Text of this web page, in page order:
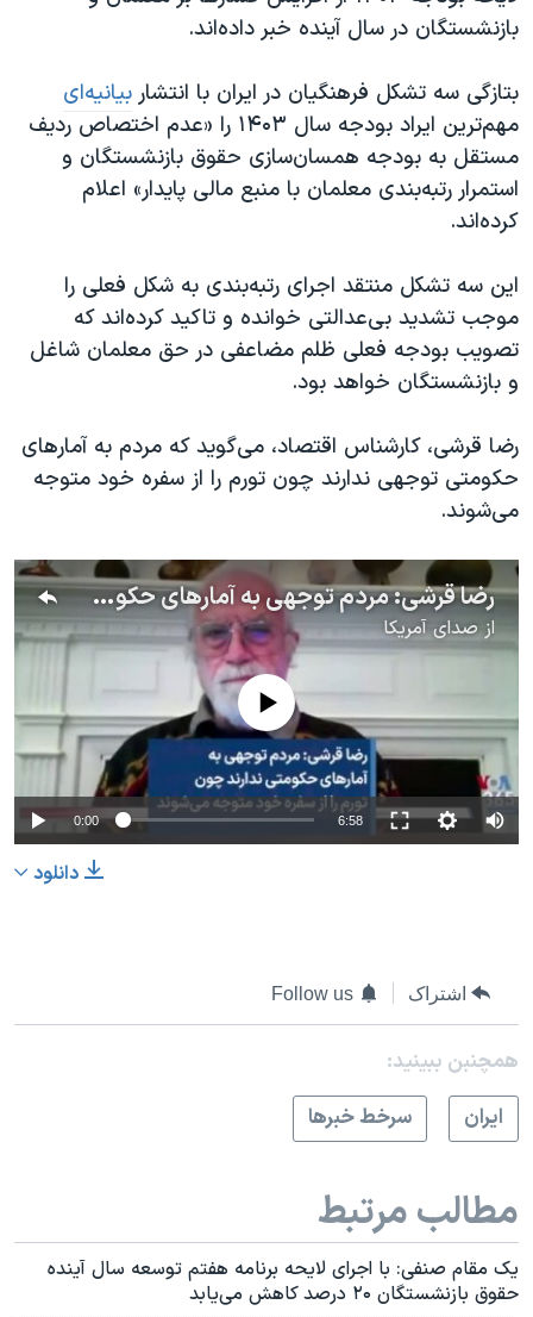
بازنشستگان در سال آینده خبر داده‌اند.
بتازگی سه تشکل فرهنگیان در ایران با انتشار بیانیه‌ای
مهم‌ترین ایراد بودجه سال ۱۴۰۳ را «عدم اختصاص ردیف
مستقل به بودجه همسان‌سازی حقوق بازنشستگان و
استمرار رتبه‌بندی معلمان با منبع مالی پایدار» اعلام
کرده‌اند.
این سه تشکل منتقد اجرای رتبه‌بندی به شکل فعلی را
موجب تشدید بی‌عدالتی خوانده و تاکید کرده‌اند که
تصویب بودجه فعلی ظلم مضاعفی در حق معلمان شاغل
و بازنشستگان خواهد بود.
رضا قرشی، کارشناس اقتصاد، می‌گوید که مردم به آمارهای
حکومتی توجهی ندارند چون تورم را از سفره‌ خود متوجه
می‌شوند.
رضا قرشی: مردم توجهی به آمارهای حکومتی ندارند چون تورم را از سفره خود متوجه می‌شوند
ازصدای آمریکا
No media source currently available
0:00 6:58
دانلود
اشتراک Follow us
همچنبن ببینید:
ايران
سرخط خبرها
مطالب مرتبط
یک مقام صنفی: با اجرای لایحه برنامه هفتم توسعه سال آینده
حقوق بازنشستگان ۲۰ درصد کاهش می‌یابد